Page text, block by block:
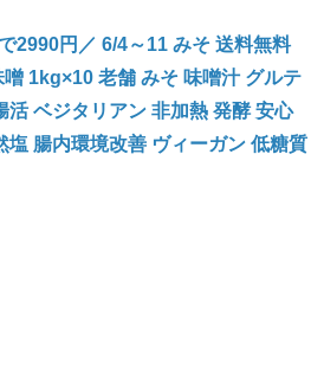
2990円／ 6/4～11 みそ 送料無料
1kg×10 老舗 みそ 味噌汁 グルテ
活 ベジタリアン 非加熱 発酵 安心
塩 腸内環境改善 ヴィーガン 低糖質